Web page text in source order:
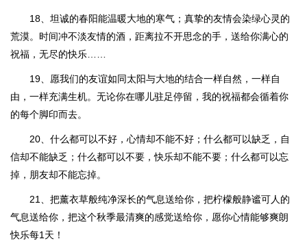
18、坦诚的春阳能温暖大地的寒气；真挚的友情会染绿心灵的
荒漠。时间冲不淡友情的酒，距离拉不开思念的手，送给你满心的
祝福，无尽的快乐……
19、愿我们的友谊如同太阳与大地的结合一样自然，一样自
由，一样充满生机。无论你在哪儿驻足停留，我的祝福都会循着你
的每个脚印而去。
20、什么都可以不好，心情却不能不好；什么都可以缺乏，自
信却不能缺乏；什么都可以不要，快乐却不能不要；什么都可以忘
掉，朋友却不能忘掉。
21、把薰衣草般纯净深长的气息送给你，把柠檬般静谧可人的
气息送给你，把这个秋季最清爽的感觉送给你，愿你心情能够爽朗
快乐每1天！